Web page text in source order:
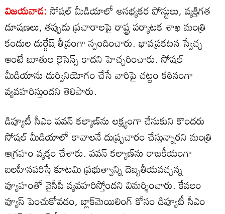
విజయవాడ:సోషల్ మీడియాలో అసభ్యకర పోస్టులు, వ్యక్తిగత
దూషణలు, తప్పుడు ప్రచారాలపై రాష్ట్ర పర్యాటక శాఖ మంత్రి
కందుల దుర్గేష్ తీవ్రంగా స్పందించారు. భావప్రకటన స్వేచ్ఛ
అంటే బూతుల లైసెన్స్ కాదని హెచ్చరించారు. సోషల్
మీడియాను దుర్వినియోగం చేసే వారిపై చట్టం కఠినంగా
వ్యవహరిస్తుందని తెలిపారు.
డిప్యూటీ సీఎం పవన్ కల్యాణ్‌ను లక్ష్యంగా చేసుకుని కొందరు
సోషల్ మీడియాలో కావాలనే దుష్ప్రచారం చేస్తున్నారని మంత్రి
ఆగ్రహం వ్యక్తం చేశారు. పవన్ కల్యాణ్‌ను రాజకీయంగా
బలహీనపరిస్తే కూటమి ప్రభుత్వాన్ని దెబ్బతీయవచ్చన్న
వ్యూహంతో వైసీపీ వ్యవహరిస్తోందని విమర్శించారు. కేవలం
వ్యూస్ పెంచుకోవడం, బ్లాక్‌మెయిలింగ్ కోసం డిప్యూటీ సీఎం